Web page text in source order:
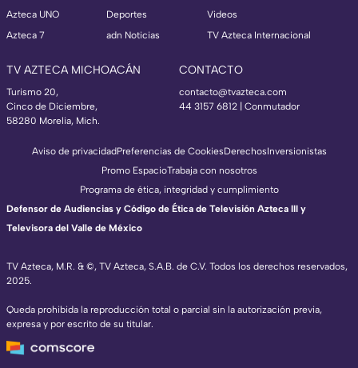
Azteca UNO
Azteca 7
Deportes
adn Noticias
Videos
TV Azteca Internacional
TV AZTECA MICHOACÁN
Turismo 20,
Cinco de Diciembre,
58280 Morelia, Mich.
CONTACTO
contacto@tvazteca.com
44 3157 6812 | Conmutador
TV Azteca, M.R. & ©, TV Azteca, S.A.B. de C.V. Todos los derechos reservados,
2025.
Queda prohibida la reproducción total o parcial sin la autorización previa,
expresa y por escrito de su titular.
Aviso de privacidadPreferencias de CookiesDerechosInversionistas
Promo EspacioTrabaja con nosotros
Programa de ética, integridad y cumplimiento
Defensor de Audiencias y Código de Ética de Televisión Azteca III y
Televisora del Valle de México